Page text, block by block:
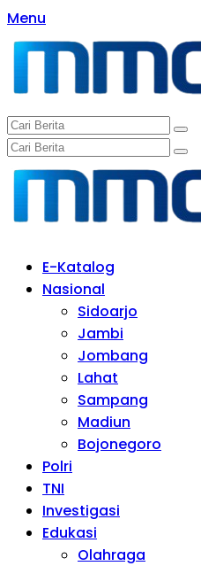
Langsung
ke
konten
Menu
E-Katalog
Nasional
Sidoarjo
Jambi
Jombang
Lahat
Sampang
Madiun
Bojonegoro
Polri
TNI
Investigasi
Edukasi
Olahraga